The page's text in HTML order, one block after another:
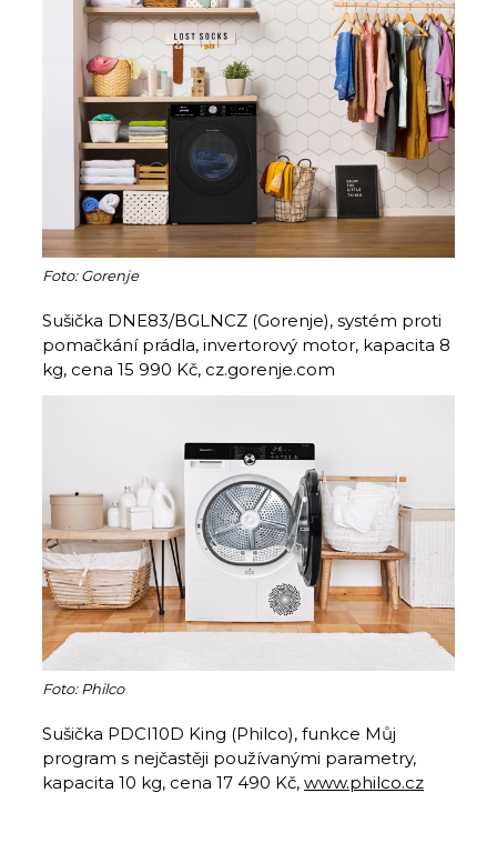
Foto: Gorenje
Sušička DNE83/BGLNCZ (Gorenje), systém proti
pomačkání prádla, invertorový motor, kapacita 8
kg, cena 15 990 Kč, cz.gorenje.com
Foto: Philco
Sušička PDCI10D King (Philco), funkce Můj
program s nejčastěji používanými parametry,
kapacita 10 kg, cena 17 490 Kč, www.philco.cz